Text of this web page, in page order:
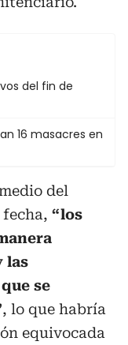
del fin de
16 masacres en
del
“los
las
se
, lo que habría
equivocada